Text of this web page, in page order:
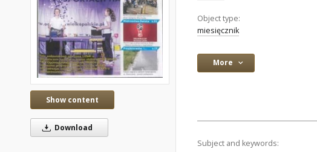
Show content
Download
Object type:
miesięcznik
More
Subject and keywords: